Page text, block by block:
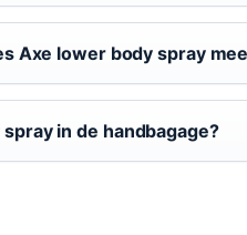
Axe lower body spray
in de handbagage?